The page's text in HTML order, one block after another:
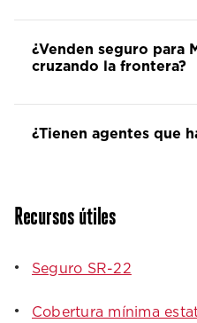
¿Venden seguro para
cruzando la frontera?
¿Tienen agentes que
Recursos útiles
Seguro SR-22
Cobertura mínima